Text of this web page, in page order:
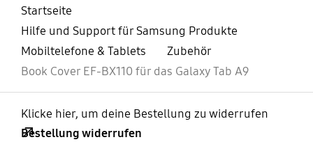
Startseite
Hilfe und Support für Samsung Produkte
Mobiltelefone & Tablets
Zubehör
Book Cover EF-BX110 für das Galaxy Tab A9
Klicke hier, um deine Bestellung zu widerrufen
Bestellung widerrufen